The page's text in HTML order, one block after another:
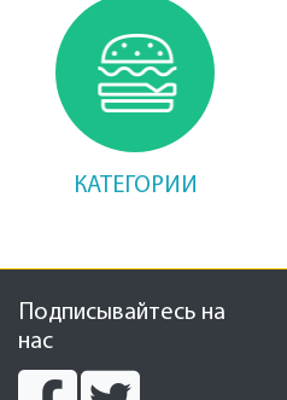
КАТЕГОРИИ
Подписывайтесь на
нас